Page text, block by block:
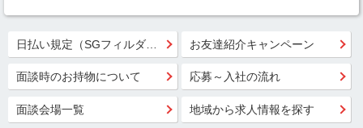
お友達紹介キャンペーン
面談時のお持物について 応募～入社の流れ
面談会場一覧 地域から求人情報を探す